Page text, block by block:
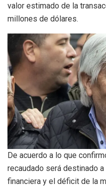
valor estimado de la
millones de dólares.
De acuerdo a lo que
recaudado será destinado
financiera y el déficit de la